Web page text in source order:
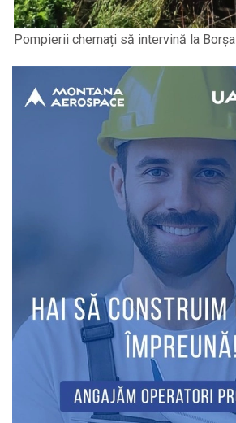
Pompierii chemați să intervină la Borșa